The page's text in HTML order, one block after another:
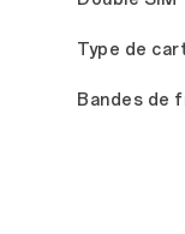
Type de
Bandes de